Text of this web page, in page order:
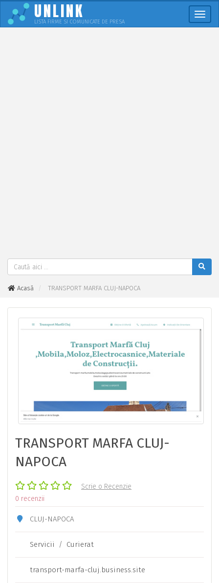
UNLINK
LISTA FIRME SI COMUNICATE DE PRESA
Acasă TRANSPORT MARFA CLUJ-NAPOCA
TRANSPORT MARFA CLUJ-
NAPOCA
Scrie o Recenzie
0 recenzii
CLUJ-NAPOCA
Servicii / Curierat
transport-marfa-cluj.business.site